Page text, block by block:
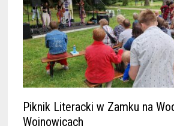
Piknik Literacki w Zamku na
Wojnowicach